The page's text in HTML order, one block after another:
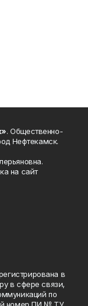
. Общественно-
Нефтекамск.
на сайт
в
в сфере связи,
по